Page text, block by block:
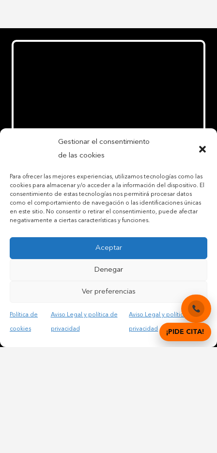
Gestionar el consentimiento
de las cookies
Para ofrecer las mejores experiencias, utilizamos tecnologías como las
cookies para almacenar y/o acceder a la información del dispositivo. El
consentimiento de estas tecnologías nos permitirá procesar datos
como el comportamiento de navegación o las identificaciones únicas
en este sitio. No consentir o retirar el consentimiento, puede afectar
negativamente a ciertas características y funciones.
Aceptar
Denegar
Ver preferencias
Política de
cookies
Aviso Legal y política de
privacidad
Aviso Legal y política de
privacidad
Contacta
y pide información
¡PIDE CITA!